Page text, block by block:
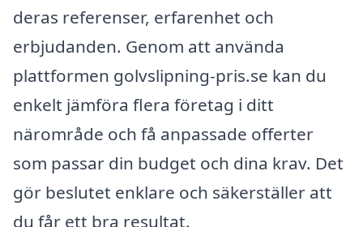
deras referenser, erfarenhet och
erbjudanden. Genom att använda
plattformen golvslipning-pris.se kan du
enkelt jämföra flera företag i ditt
närområde och få anpassade offerter
som passar din budget och dina krav. Det
gör beslutet enklare och säkerställer att
du får ett bra resultat.